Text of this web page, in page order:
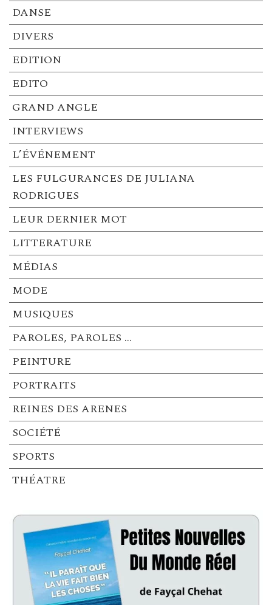
DANSE
DIVERS
EDITION
EDITO
GRAND ANGLE
INTERVIEWS
L’ÉVÉNEMENT
LES FULGURANCES DE JULIANA
RODRIGUES
LEUR DERNIER MOT
LITTERATURE
MÉDIAS
MODE
MUSIQUES
PAROLES, PAROLES …
PEINTURE
PORTRAITS
REINES DES ARENES
SOCIÉTÉ
SPORTS
THÉATRE